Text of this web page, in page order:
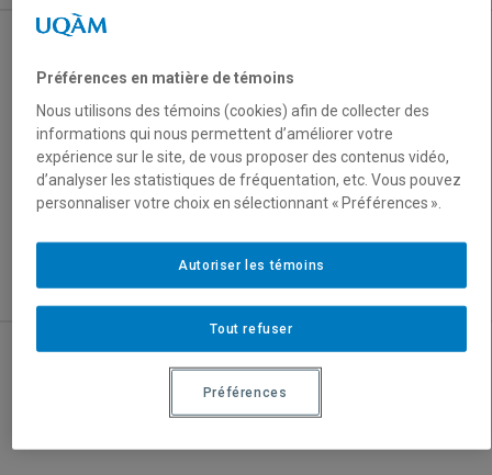
Immigration
Préparer votre séjour
Assurances médicales pour étudiants
internationaux
Recherche de logement
Programme d’accueil ALLÔ!
Nous joindre
Assurances médicales pour étudiants
Préférences en matière de témoins
Nous utilisons des témoins (cookies) afin de collecter des
informations qui nous permettent d’améliorer votre
expérience sur le site, de vous proposer des contenus vidéo,
d’analyser les statistiques de fréquentation, etc. Vous pouvez
personnaliser votre choix en sélectionnant « Préférences ».
Tout refuser
Autoriser les témoins
Préférences